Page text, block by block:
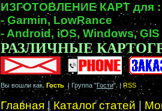
ИЗГОТОВЛЕНИЕ КАРТ для :
- Garmin, LowRance
- Android, iOS, Windows, GIS
РАЗЛИЧНЫЕ
Вы вошли какГость | Группа "Гости" |RSS
Главная| Каталог статей |